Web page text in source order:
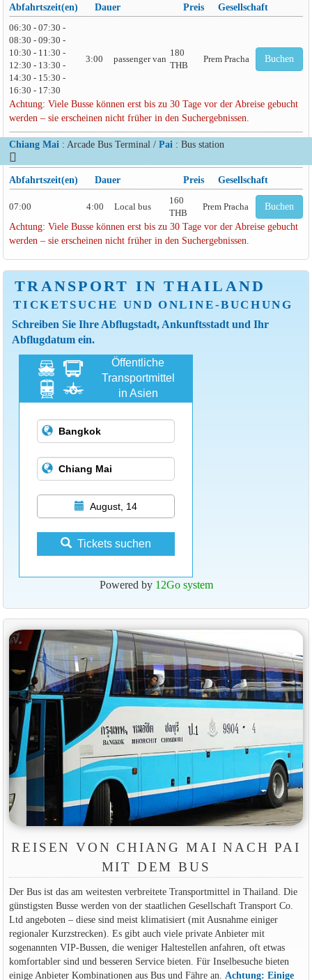
Abfahrtszeit(en) Dauer Preis Gesellschaft
06:30 - 07:30 -
08:30 - 09:30 -
10:30 - 11:30 -
12:30 - 13:30 -
14:30 - 15:30 -
16:30 - 17:30
3:00 passenger van
180
THB
Prem Pracha Buchen
Achtung: Viele Busse können erst bis zu 30 Tage vor der Abreise gebucht
werden – sie erscheinen nicht früher in den Suchergebnissen.
Chiang Mai : Arcade Bus Terminal / Pai : Bus station
Abfahrtszeit(en) Dauer Preis Gesellschaft
07:00 4:00 Local bus
160
THB
Prem Pracha Buchen
Achtung: Viele Busse können erst bis zu 30 Tage vor der Abreise gebucht
werden – sie erscheinen nicht früher in den Suchergebnissen.
TRANSPORT IN THAILAND
TICKETSUCHE UND ONLINE-BUCHUNG
Schreiben Sie Ihre Abflugstadt, Ankunftsstadt und Ihr
Abflugdatum ein.
Öffentliche
Transportmittel
in Asien
August, 14
Tickets suchen
Powered by 12Go system
REISEN VON CHIANG MAI NACH PAI
MIT DEM BUS
Der Bus ist das am weitesten verbreitete Transportmittel in Thailand. Die
günstigsten Busse werden von der staatlichen Gesellschaft Transport Co.
Ltd angeboten – diese sind meist klimatisiert (mit Ausnahme einiger
regionaler Kurzstrecken). Es gibt auch viele private Anbieter mit
sogenannten VIP-Bussen, die weniger Haltestellen anfahren, oft etwas
komfortabler sind und besseren Service bieten. Für Inselbesuche bieten
einige Anbieter Kombinationen aus Bus und Fähre an. Achtung: Einige